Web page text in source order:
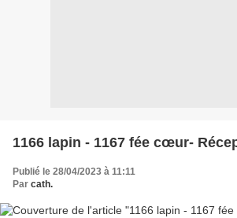
1166 lapin - 1167 fée cœur-
Publié le 28/04/2023 à 11:11
Par cath.